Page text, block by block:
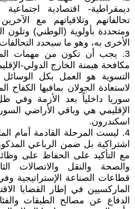
ديمقراطية- اقتصادية
تحالفاتهم وتلاقياتهم مع
ومتحددة بأولوية (الوطني) وتلون
الأخرى به، وهو ما سيحدد
3. يجب أن تكون من مهمات
مكافحة هيمنة الخارج الدولي-
التسوية هو العمل بكل
لاستعادة الجولان بمافيها
سوريا داخلياً بعد الأزمة وفي
الإقليمي هي وباقي الأراضي
اسكندرون.
4. ليست المرحلة القادمة أمام
اشتراكية بل ضمن الرباعي
مع التأكيد على الحفاظ على
والصحة والنقل والاتصالات
قطاعات الصناعة الإستراتيجية
الماركسيين في إطار القضايا
الدفاع عن مصالح الطبقات